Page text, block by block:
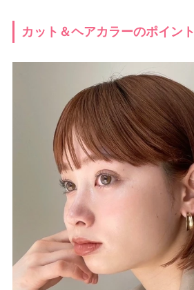
カット＆ヘアカラーのポイント